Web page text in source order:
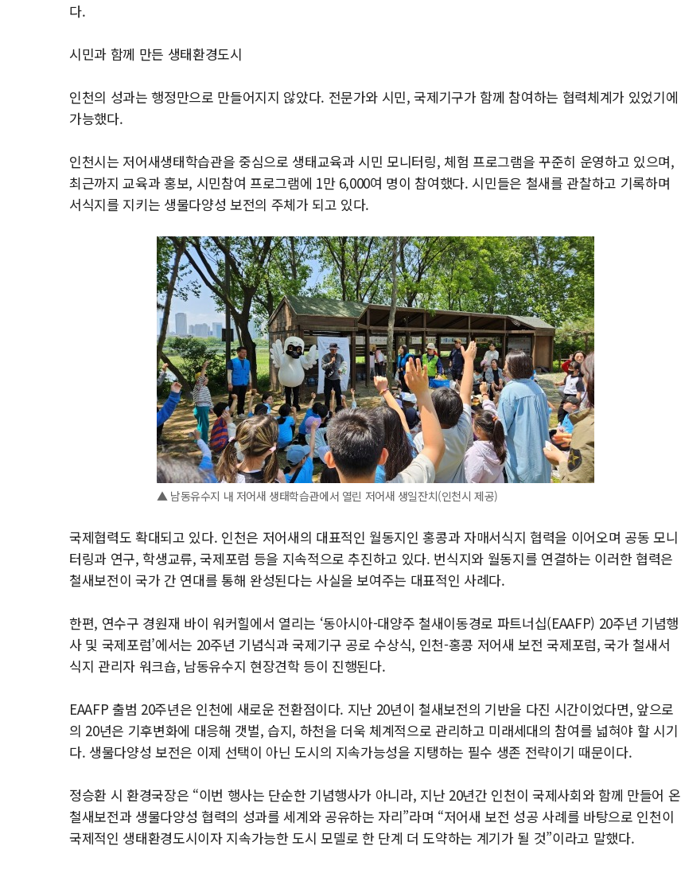
다.
시민과 함께 만든 생태환경도시
인천의 성과는 행정만으로 만들어지지 않았다. 전문가와 시민, 국제기구가 함께 참여하는 협력체계가 있었기에
가능했다.
인천시는 저어새생태학습관을 중심으로 생태교육과 시민 모니터링, 체험 프로그램을 꾸준히 운영하고 있으며,
최근까지 교육과 홍보, 시민참여 프로그램에 1만 6,000여 명이 참여했다. 시민들은 철새를 관찰하고 기록하며
서식지를 지키는 생물다양성 보전의 주체가 되고 있다.
▲ 남동유수지 내 저어새 생태학습관에서 열린 저어새 생일잔치(인천시 제공)
국제협력도 확대되고 있다. 인천은 저어새의 대표적인 월동지인 홍콩과 자매서식지 협력을 이어오며 공동 모니
터링과 연구, 학생교류, 국제포럼 등을 지속적으로 추진하고 있다. 번식지와 월동지를 연결하는 이러한 협력은
철새보전이 국가 간 연대를 통해 완성된다는 사실을 보여주는 대표적인 사례다.
한편, 연수구 경원재 바이 워커힐에서 열리는 ‘동아시아-대양주 철새이동경로 파트너십(EAAFP) 20주년 기념행
사 및 국제포럼’에서는 20주년 기념식과 국제기구 공로 수상식, 인천-홍콩 저어새 보전 국제포럼, 국가 철새서
식지 관리자 워크숍, 남동유수지 현장견학 등이 진행된다.
EAAFP 출범 20주년은 인천에 새로운 전환점이다. 지난 20년이 철새보전의 기반을 다진 시간이었다면, 앞으로
의 20년은 기후변화에 대응해 갯벌, 습지, 하천을 더욱 체계적으로 관리하고 미래세대의 참여를 넓혀야 할 시기
다. 생물다양성 보전은 이제 선택이 아닌 도시의 지속가능성을 지탱하는 필수 생존 전략이기 때문이다.
정승환 시 환경국장은 “이번 행사는 단순한 기념행사가 아니라, 지난 20년간 인천이 국제사회와 함께 만들어 온
철새보전과 생물다양성 협력의 성과를 세계와 공유하는 자리”라며 “저어새 보전 성공 사례를 바탕으로 인천이
국제적인 생태환경도시이자 지속가능한 도시 모델로 한 단계 더 도약하는 계기가 될 것”이라고 말했다.